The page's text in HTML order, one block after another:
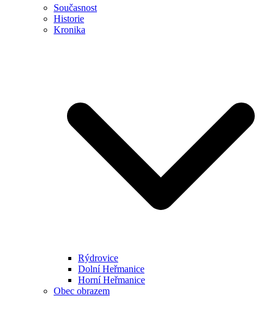
Současnost
Historie
Kronika
Rýdrovice
Dolní Heřmanice
Horní Heřmanice
Obec obrazem